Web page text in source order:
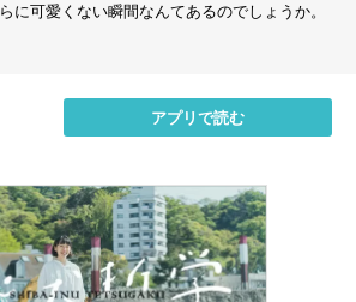
に可愛くない瞬間なんてあるのでしょうか。
アプリで読む